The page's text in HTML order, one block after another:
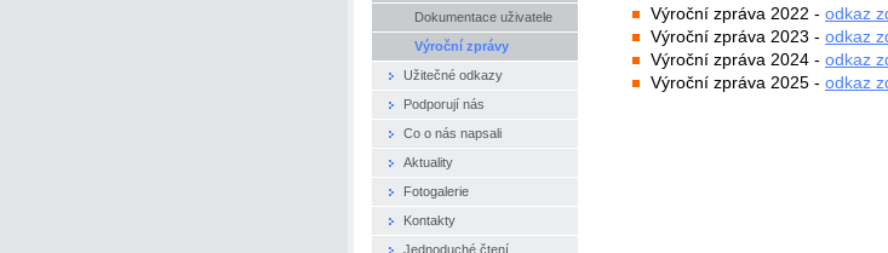
Výroční zpráva 2022 - odkaz
Výroční zpráva 2023 - odkaz
Výroční zpráva 2024 - odkaz z
Výroční zpráva 2025 - odkaz
Dokumentace uživatele
Výroční zprávy
Užitečné odkazy
Podporují nás
Co o nás napsali
Aktuality
Fotogalerie
Kontakty
Jednoduché čtení